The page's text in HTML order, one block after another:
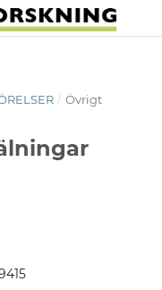
/ Övrigt